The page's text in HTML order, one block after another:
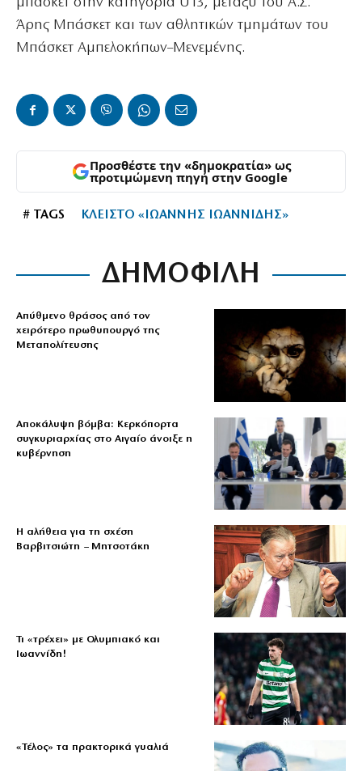
μπάσκετ στην κατηγορία U13, μεταξύ του Α.Σ.
Άρης Μπάσκετ και των αθλητικών τμημάτων του
Μπάσκετ Αμπελοκήπων–Μενεμένης.
Προσθέστε την «δημοκρατία» ως
προτιμώμενη πηγή στην Google
# TAGS ΚΛΕΙΣΤΟ «ΙΩΑΝΝΗΣ ΙΩΑΝΝΙΔΗΣ»
ΔΗΜΟΦΙΛΗ
Απύθμενο θράσος από τον
χειρότερο πρωθυπουργό της
Μεταπολίτευσης
Αποκάλυψη βόμβα: Κερκόπορτα
συγκυριαρχίας στο Αιγαίο άνοιξε η
κυβέρνηση
Η αλήθεια για τη σχέση
Βαρβιτσιώτη – Μητσοτάκη
Τι «τρέχει» με Ολυμπιακό και
Ιωαννίδη!
«Τέλος» τα πρακτορικά γυαλιά